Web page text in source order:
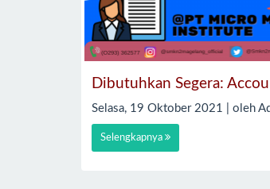
Dibutuhkan Segera:
Selasa, 19 Oktober 2021 | oleh
Selengkapnya